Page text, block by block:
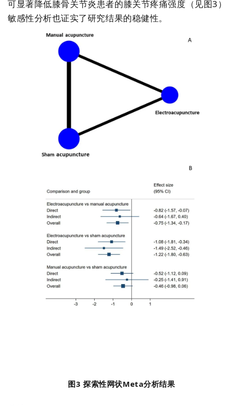
可显著降低膝骨关节炎患者的膝关节疼痛强度（见图3
敏感性分析也证实了研究结果的稳健性。
图3 探索性网状Meta分析结果